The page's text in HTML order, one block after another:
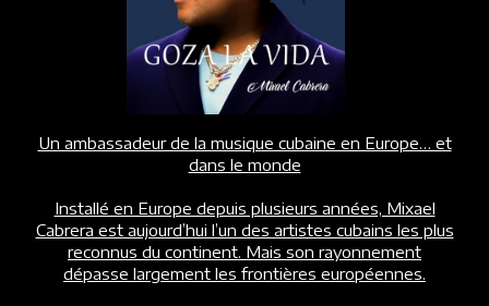
Un ambassadeur de la musique cubaine en Europe… et
dans le monde
Installé en Europe depuis plusieurs années, Mixael
Cabrera est aujourd’hui l’un des artistes cubains les plus
reconnus du continent. Mais son rayonnement
dépasse largement les frontières européennes.